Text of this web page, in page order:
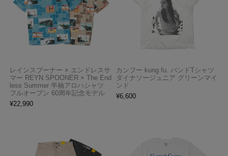
レインスプーナー × エンドレスサ
マー REYN SPOONER × The End
less Summer 半袖アロハシャツ
フルオープン 60周年記念モデル
¥22,990
カンフー kung fu. バンドTシャツ
ダイナソージュニア グリーンマイ
ンド
¥6,600